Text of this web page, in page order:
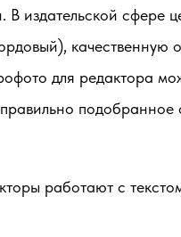
издательской сфере
качественную
для редактора
работают с